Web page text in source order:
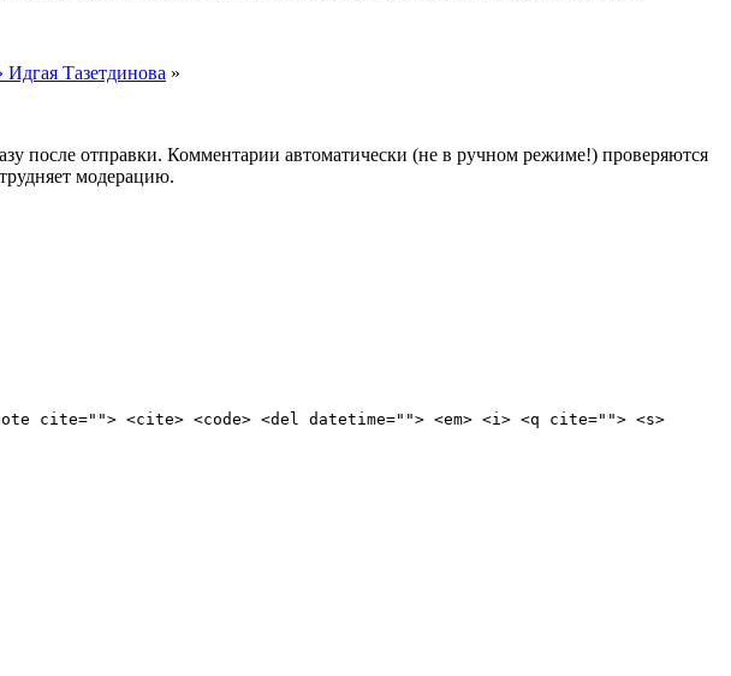
Тазетдинова »
после отправки. Комментарии автоматически (не в ручном режиме!) проверяются
модерацию.
cite=""> <cite> <code> <del datetime=""> <em> <i> <q cite=""> <s>